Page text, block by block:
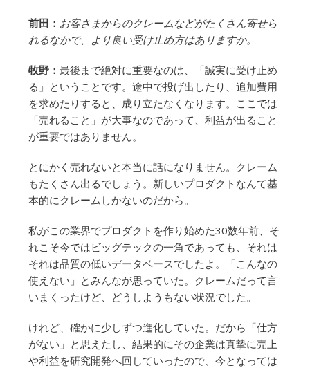
前田： お客さまからのクレームなどがたくさん寄せら
れるなかで、より良い受け止め方はありますか。
牧野： 最後まで絶対に重要なのは、「誠実に受け止め
る」ということです。途中で投げ出したり、追加費用
を求めたりすると、成り立たなくなります。ここでは
「売れること」が大事なのであって、利益が出ること
が重要ではありません。
とにかく売れないと本当に話になりません。クレーム
もたくさん出るでしょう。新しいプロダクトなんて基
本的にクレームしかないのだから。
私がこの業界でプロダクトを作り始めた30数年前、そ
れこそ今ではビッグテックの一角であっても、それは
それは品質の低いデータベースでしたよ。「こんなの
使えない」とみんなが思っていた。クレームだって言
いまくったけど、どうしようもない状況でした。
けれど、確かに少しずつ進化していた。だから「仕方
がない」と思えたし、結果的にその企業は真摯に売上
や利益を研究開発へ回していったので、今となっては